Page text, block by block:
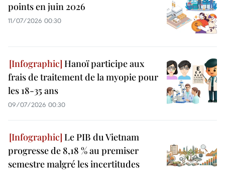
points en juin 2026
11/07/2026 00:30
Hanoï participe aux
frais de traitement de la myopie pour
les 18-35 ans
09/07/2026 00:30
Le PIB du Vietnam
progresse de 8,18 % au premiser
semestre malgré les incertitudes